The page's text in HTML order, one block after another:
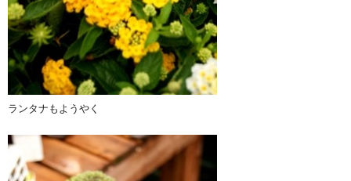
ランタナもようやく